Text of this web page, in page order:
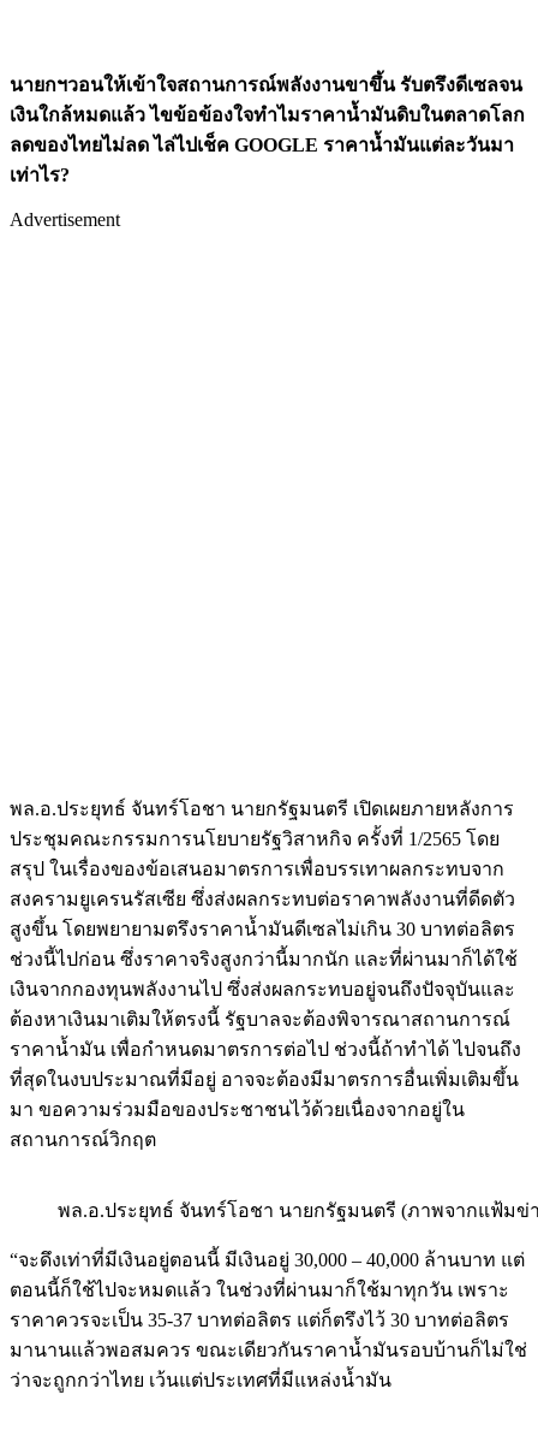
นายกฯวอนให้เข้าใจสถานการณ์พลังงานขาขึ้น รับตรึงดีเซลจน
เงินใกล้หมดแล้ว ไขข้อข้องใจทำไมราคาน้ำมันดิบในตลาดโลก
ลดของไทยไม่ลด ไล่ไปเช็ค GOOGLE ราคาน้ำมันแต่ละวันมา
เท่าไร?
Advertisement
พล.อ.ประยุทธ์ จันทร์โอชา นายกรัฐมนตรี เปิดเผยภายหลังการ
ประชุมคณะกรรมการนโยบายรัฐวิสาหกิจ ครั้งที่ 1/2565 โดย
สรุป ในเรื่องของข้อเสนอมาตรการเพื่อบรรเทาผลกระทบจาก
สงครามยูเครนรัสเซีย ซึ่งส่งผลกระทบต่อราคาพลังงานที่ดีดตัว
สูงขึ้น โดยพยายามตรึงราคาน้ำมันดีเซลไม่เกิน 30 บาทต่อลิตร
ช่วงนี้ไปก่อน ซึ่งราคาจริงสูงกว่านี้มากนัก และที่ผ่านมาก็ได้ใช้
เงินจากกองทุนพลังงานไป ซึ่งส่งผลกระทบอยู่จนถึงปัจจุบันและ
ต้องหาเงินมาเติมให้ตรงนี้ รัฐบาลจะต้องพิจารณาสถานการณ์
ราคาน้ำมัน เพื่อกำหนดมาตรการต่อไป ช่วงนี้ถ้าทำได้ ไปจนถึง
ที่สุดในงบประมาณที่มีอยู่ อาจจะต้องมีมาตรการอื่นเพิ่มเติมขึ้น
มา ขอความร่วมมือของประชาชนไว้ด้วยเนื่องจากอยู่ใน
สถานการณ์วิกฤต
พล.อ.ประยุทธ์ จันทร์โอชา นายกรัฐมนตรี (ภาพจากแฟ้มข่
“จะดึงเท่าที่มีเงินอยู่ตอนนี้ มีเงินอยู่ 30,000 – 40,000 ล้านบาท แต่
ตอนนี้ก็ใช้ไปจะหมดแล้ว ในช่วงที่ผ่านมาก็ใช้มาทุกวัน เพราะ
ราคาควรจะเป็น 35-37 บาทต่อลิตร แต่ก็ตรึงไว้ 30 บาทต่อลิตร
มานานแล้วพอสมควร ขณะเดียวกันราคาน้ำมันรอบบ้านก็ไม่ใช่
ว่าจะถูกกว่าไทย เว้นแต่ประเทศที่มีแหล่งน้ำมัน